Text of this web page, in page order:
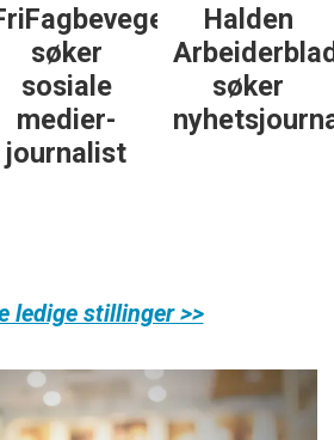
søker
sosiale
medier-
journalist
Halden
søker
ledige stillinger >>